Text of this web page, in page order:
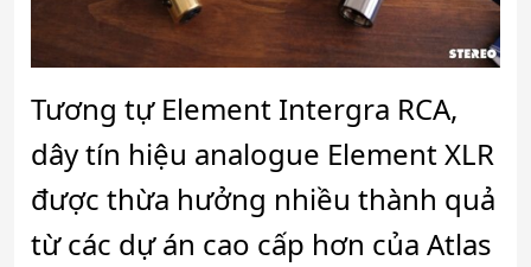
Tương tự Element Intergra RCA,
dây tín hiệu analogue Element XLR
được thừa hưởng nhiều thành quả
từ các dự án cao cấp hơn của Atlas